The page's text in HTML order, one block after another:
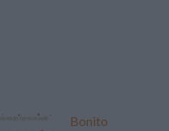
Bonito